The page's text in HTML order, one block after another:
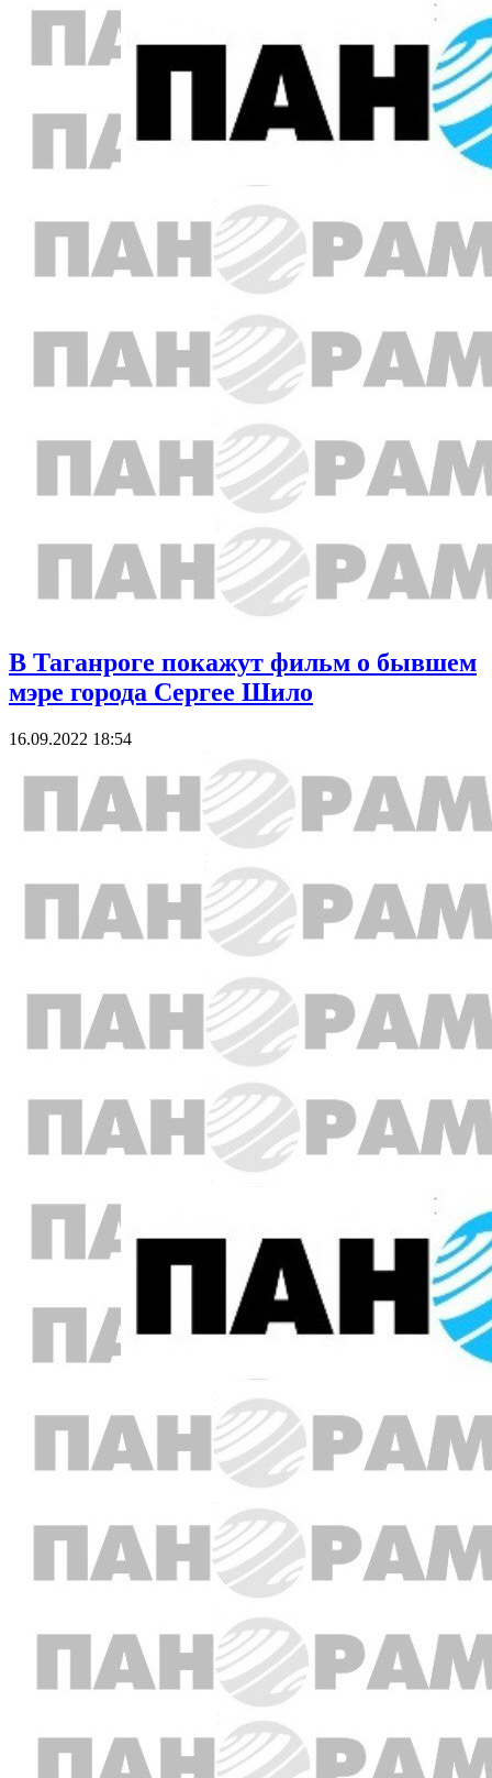
В Таганроге покажут фильм о бывшем
мэре города Сергее Шило
16.09.2022 18:54